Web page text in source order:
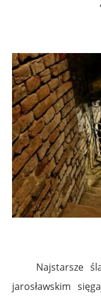
Najstarsze
jarosławskim